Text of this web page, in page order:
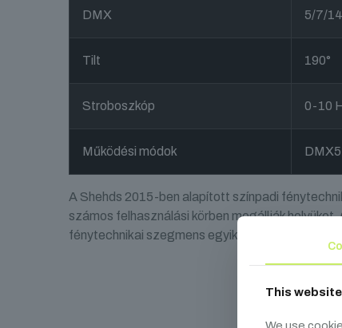
DMX 5/7/
Tilt 190°
Stroboszkóp 0-10
Működési módok
A Shehds 2015-ben alapított színpadi
számos felhasználási körben megállják
fénytechnikai szegmens egyik megbízható
This